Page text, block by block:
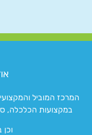
במקצועות הכלכלה,